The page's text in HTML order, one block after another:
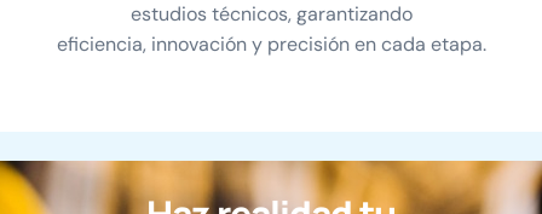
estudios técnicos, garantizando
eficiencia, innovación y precisión en cada etapa.